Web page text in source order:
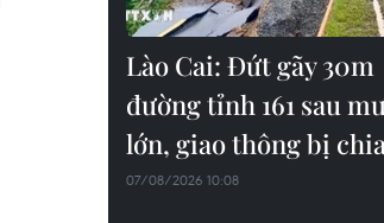
Lào Cai: Đứt gãy 30m
đường tỉnh 161 sau
lớn, giao thông bị
07/08/2026 10:08